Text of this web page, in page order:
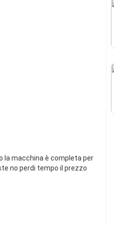
macchina è completa per
no perdi tempo il prezzo